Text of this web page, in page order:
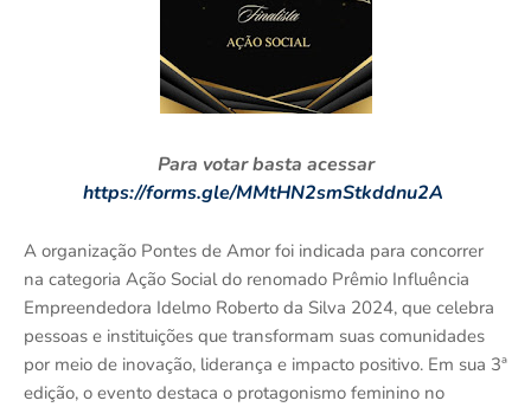
Para votar basta acessar
https://forms.gle/MMtHN2smStkddnu2A
A organização Pontes de Amor foi indicada para concorrer
na categoria Ação Social do renomado Prêmio Influência
Empreendedora Idelmo Roberto da Silva 2024, que celebra
pessoas e instituições que transformam suas comunidades
por meio de inovação, liderança e impacto positivo. Em sua 3ª
edição, o evento destaca o protagonismo feminino no